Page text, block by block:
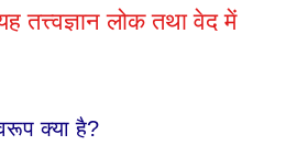
तत्त्वज्ञान लोक तथा वेद में
क्या है?